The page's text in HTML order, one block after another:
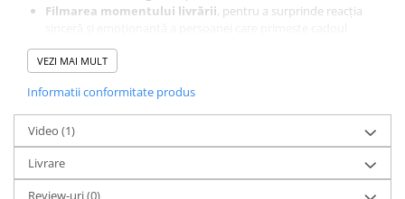
Filmarea momentului livrării, pentru a surprinde reacția
💌Cum se desfășoară surpriza:
Colega noastră va livra personal pachetul, va transmite mesajul
transformând momentul într-o experiență memorabilă.
🎉Potrivit pentru:
Zile de naștere, aniversări, onomastice, promovări sau orice altă
ocazie specială în care doriți să oferiți un cadou elegant și rafinat.
📸Imaginea este cu titlu de prezentare.
Produsul final poate
diferi ușor de ceea ce vedeți în imagine, însăcomponentele
VEZI MAI MULT
Informatii conformitate produs
Video (1)
Livrare
Review-uri(0)